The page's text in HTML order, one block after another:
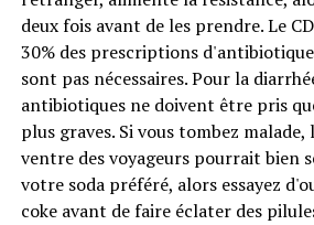
deux fois avant de les prendre. Le
30% des prescriptions
sont pas nécessaires. Pour la
antibiotiques ne doivent être pris
plus graves. Si vous tombez malade,
ventre des voyageurs pourrait bien
votre soda préféré, alors essayez
coke avant de faire éclater des